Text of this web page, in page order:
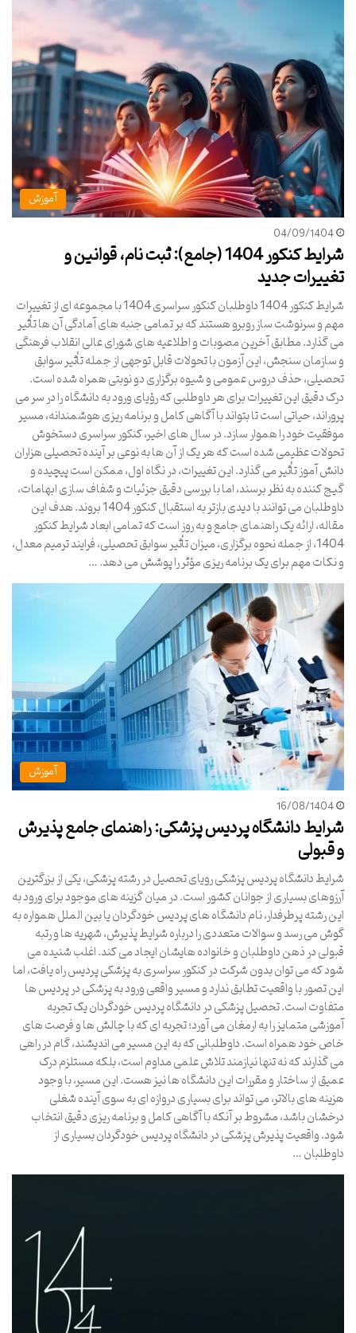
آموزش
04/09/1404
شرایط کنکور 1404 (جامع): ثبت نام، قوانین و
تغییرات جدید
شرایط کنکور 1404 داوطلبان کنکور سراسری 1404 با مجموعه ای از تغییرات
مهم و سرنوشت ساز روبرو هستند که بر تمامی جنبه های آمادگی آن ها تأثیر
می گذارد. مطابق آخرین مصوبات و اطلاعیه های شورای عالی انقلاب فرهنگی
و سازمان سنجش، این آزمون با تحولات قابل توجهی از جمله تأثیر سوابق
تحصیلی، حذف دروس عمومی و شیوه برگزاری دو نوبتی همراه شده است.
درک دقیق این تغییرات برای هر داوطلبی که رؤیای ورود به دانشگاه را در سر می
پروراند، حیاتی است تا بتواند با آگاهی کامل و برنامه ریزی هوشمندانه، مسیر
موفقیت خود را هموار سازد. در سال های اخیر، کنکور سراسری دستخوش
تحولات عظیمی شده است که هر یک از آن ها به نوعی بر آینده تحصیلی هزاران
دانش آموز تأثیر می گذارد. این تغییرات، در نگاه اول، ممکن است پیچیده و
گیج کننده به نظر برسند، اما با بررسی دقیق جزئیات و شفاف سازی ابهامات،
داوطلبان می توانند با دیدی بازتر به استقبال کنکور 1404 بروند. هدف این
مقاله، ارائه یک راهنمای جامع و به روز است که تمامی ابعاد شرایط کنکور
1404، از جمله نحوه برگزاری، میزان تأثیر سوابق تحصیلی، فرایند ترمیم معدل،
و نکات مهم برای یک برنامه ریزی مؤثر را پوشش می دهد. …
آموزش
16/08/1404
شرایط دانشگاه پردیس پزشکی: راهنمای جامع پذیرش
و قبولی
شرایط دانشگاه پردیس پزشکی رویای تحصیل در رشته پزشکی، یکی از بزرگترین
آرزوهای بسیاری از جوانان کشور است. در میان گزینه های موجود برای ورود به
این رشته پرطرفدار، نام دانشگاه های پردیس خودگردان یا بین الملل همواره به
گوش می رسد و سوالات متعددی را درباره شرایط پذیرش، شهریه ها و رتبه
قبولی در ذهن داوطلبان و خانواده هایشان ایجاد می کند. اغلب شنیده می
شود که می توان بدون شرکت در کنکور سراسری به پزشکی پردیس راه یافت، اما
این تصور با واقعیت تطابق ندارد و مسیر واقعی ورود به پزشکی در پردیس ها
متفاوت است. تحصیل پزشکی در دانشگاه پردیس خودگردان یک تجربه
آموزشی متمایز را به ارمغان می آورد؛ تجربه ای که با چالش ها و فرصت های
خاص خود همراه است. داوطلبانی که به این مسیر می اندیشند، گام در راهی
می گذارند که نه تنها نیازمند تلاش علمی مداوم است، بلکه مستلزم درک
عمیق از ساختار و مقررات این دانشگاه ها نیز هست. این مسیر، با وجود
هزینه های بالاتر، می تواند برای بسیاری دروازه ای به سوی آینده شغلی
درخشان باشد، مشروط بر آنکه با آگاهی کامل و برنامه ریزی دقیق انتخاب
شود. واقعیت پذیرش پزشکی در دانشگاه پردیس خودگردان بسیاری از
داوطلبان …